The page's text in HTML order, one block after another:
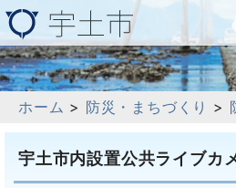
ホーム > 防災・まちづくり >
宇土市内設置公共ライブカ